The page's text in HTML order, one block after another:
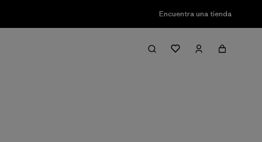
Encuentra una tienda
Filter & Sort